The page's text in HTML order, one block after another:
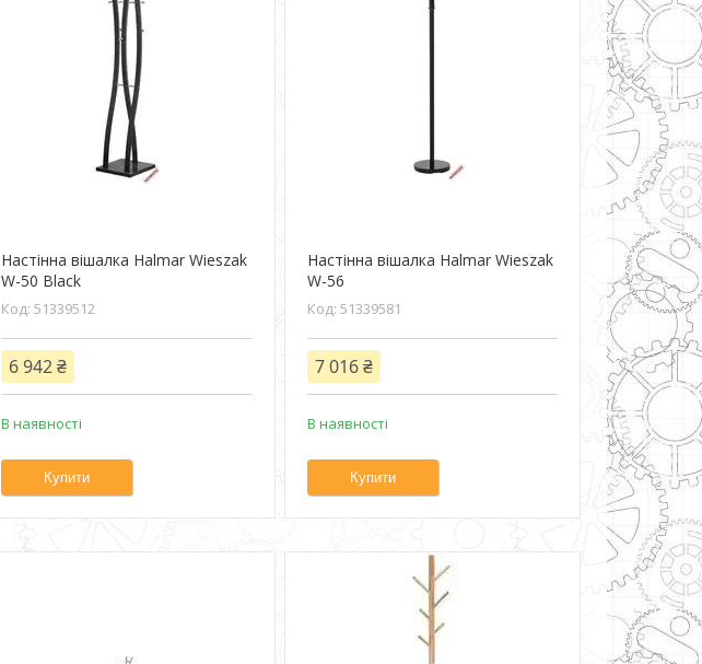
Настінна вішалка Halmar Wieszak
W-50 Black
51339512
6 942 ₴
В наявності
Купити
Настінна вішалка Halmar Wieszak
W-56
51339581
7 016 ₴
В наявності
Купити